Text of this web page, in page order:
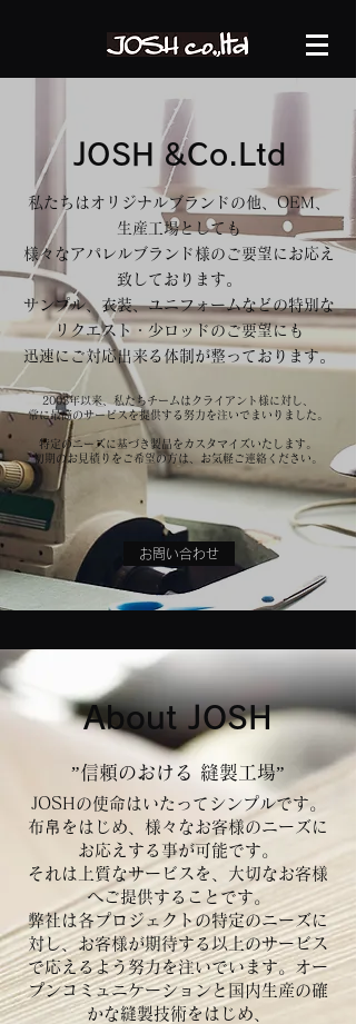
About JOSH
”信頼のおける 縫製工場”
JOSHの使命はいたってシンプルです。
布帛をはじめ、様々なお客様のニーズに
お応えする事が可能です。
それは上質なサービスを、大切なお客様
へご提供することです。
弊社は各プロジェクトの特定のニーズに
対し、お客様が期待する以上のサービス
で応えるよう努力を注いでいます。オー
プンコミュニケーションと国内生産の確
かな縫製技術をはじめ、
お問い合わせ
2003年以来、私たちチームはクライアント様に対し、
常に最高のサービスを提供する努力を注いでまいりました。
特定のニーズに基づき製品をカスタマイズいたします。
初期のお見積りをご希望の方は、お気軽ご連絡ください。
私たちはオリジナルブランドの他、OEM、
生産工場としても
様々なアパレルブランド様のご要望にお応え
致しております。
サンプル、衣装、ユニフォームなどの特別な
リクエスト・少ロッドのご要望にも
迅速にご対応出来る体制が整っております。
JOSH &Co.Ltd